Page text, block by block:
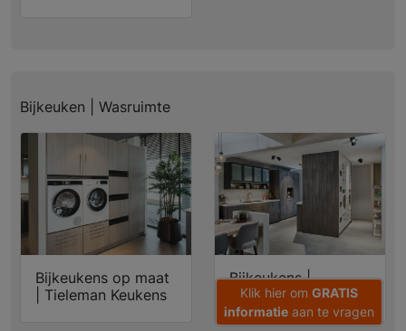
Bijkeuken | Wasruimte
Bijkeukens op maat
| Tieleman Keukens
Bijkeukens |
Tieleman Keukens
Klik hier om GRATIS
informatie aan te vragen